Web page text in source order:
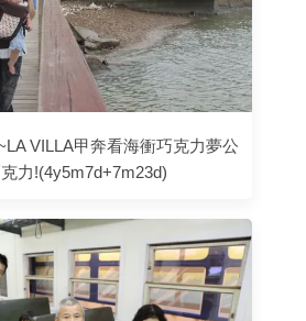
VILLA甲奔看海衝巧克力夢公
力!(4y5m7d+7m23d)